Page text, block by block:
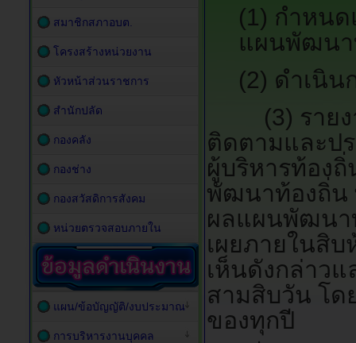
(1) กำหน
แผนพัฒนา
(2) ดำเนิ
(3) รายงา
ติดตามและป
ผู้บริหารท้องถิ่
พัฒนาท้องถิ่น
ผลแผนพัฒนา
เผยภายในสิ
เห็นดังกล่าวแ
สามสิบวัน โด
ของทุกปี
สมาชิกสภาอบต.
โครงสร้างหน่วยงาน
หัวหน้าส่วนราชการ
สำนักปลัด
กองคลัง
กองช่าง
กองสวัสดิการสังคม
หน่วยตรวจสอบภายใน
แผน/ข้อบัญญัติ/งบประมาณ
การบริหารงานบุคคล